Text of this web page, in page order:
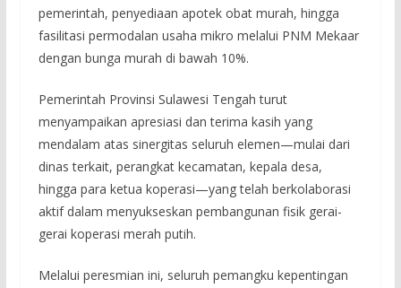
pemerintah, penyediaan apotek obat murah, hingga
fasilitasi permodalan usaha mikro melalui PNM Mekaar
dengan bunga murah di bawah 10%.
Pemerintah Provinsi Sulawesi Tengah turut
menyampaikan apresiasi dan terima kasih yang
mendalam atas sinergitas seluruh elemen—mulai dari
dinas terkait, perangkat kecamatan, kepala desa,
hingga para ketua koperasi—yang telah berkolaborasi
aktif dalam menyukseskan pembangunan fisik gerai-
gerai koperasi merah putih.
Melalui peresmian ini, seluruh pemangku kepentingan